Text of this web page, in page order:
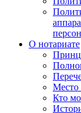
О нотариате
Место
Кто